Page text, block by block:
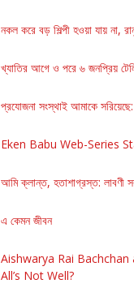
নকল করে বড় শিল্পী হওয়া যায় না,
খ্যাতির আগে ও পরে ৬ জনপ্রিয়
প্রযোজনা সংস্থাই আমাকে
Eken Babu Web-Series
আমি ক্লান্ত, হতাশাগ্রস্ত: লাবণী
এ কেমন জীবন
Aishwarya Rai
All’s Not Well?